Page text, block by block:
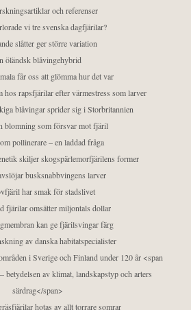
och referenser
vi tre svenska dagfjärilar?
slåtter ger större variation
öländsk blåvingehybrid
får oss att glömma hur det var
hos rapsfjärilar efter värmestress som larver
blåvingar sprider sig i Storbritannien
blomning som försvar mot fjäril
pollinerare – en laddad fråga
skiljer skogspärlemorfjärilens former
busksnabbvingens larver
har smak för stadslivet
fjärilar omsätter miljontals dollar
kan ge fjärilsvingar färg
av danska habitatspecialister
i Sverige och Finland under 120 år <span
av klimat, landskapstyp och arters
särdrag</span>
hotas av allt torrare somrar